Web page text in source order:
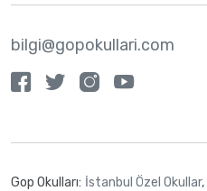
bilgi@gopokullari.com
Gop Okulları: İstanbul Özel Okullar,